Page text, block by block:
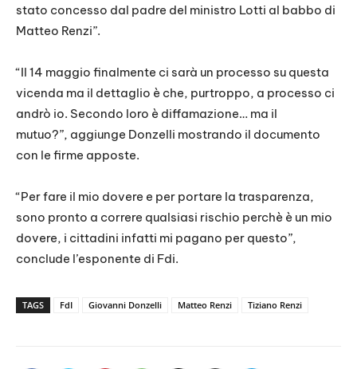
stato concesso dal padre del ministro Lotti al babbo di
Matteo Renzi”.
“Il 14 maggio finalmente ci sarà un processo su questa
vicenda ma il dettaglio è che, purtroppo, a processo ci
andrò io. Secondo loro è diffamazione… ma il
mutuo?”, aggiunge Donzelli mostrando il documento
con le firme apposte.
“Per fare il mio dovere e per portare la trasparenza,
sono pronto a correre qualsiasi rischio perchè è un mio
dovere, i cittadini infatti mi pagano per questo”,
conclude l’esponente di Fdi.
TAGS FdI Giovanni Donzelli Matteo Renzi Tiziano Renzi